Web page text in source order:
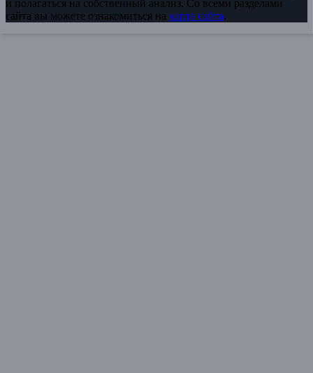
и полагаться на собственный анализ. Со всеми разделами
сайта вы можете ознакомиться на карте сайта.